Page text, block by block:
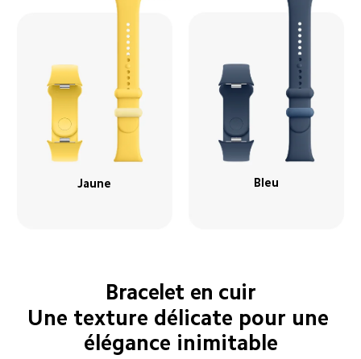
Bleu
Jaune
Bracelet en cuir
Une texture délicate pour une
élégance inimitable